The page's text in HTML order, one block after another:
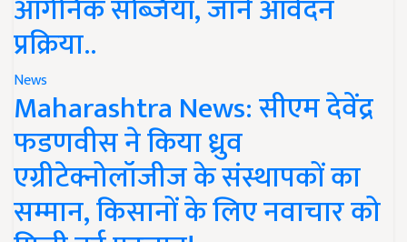
ऑर्गेनिक सब्जियां, जानें आवेदन
प्रक्रिया..
News
Maharashtra News: सीएम देवेंद्र
फडणवीस ने किया ध्रुव
एग्रीटेक्नोलॉजीज के संस्थापकों का
सम्मान, किसानों के लिए नवाचार को